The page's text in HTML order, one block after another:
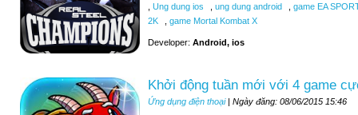
Ung dung ios ung dung android
game EA
2K
game Mortal Kombat X
Developer: Android, ios
Khởi động tuần mới với 4 game
Ứng dụng điện thoại| Ngày đăng: 08/06/2015 15:46